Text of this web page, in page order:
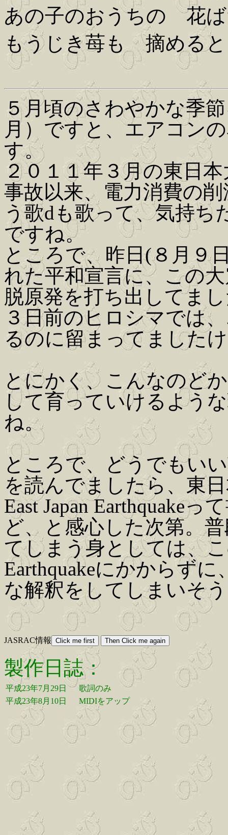
あの子のおうちの 花
もうじき苺も 摘める
５月頃のさわやかな季
月）ですと、エアコン
す。
２０１１年３月の東日
事故以来、電力消費の
う歌dも歌って、気持
ですね。
ところで、昨日(８月９
れた平和宣言に、この
脱原発を打ち出してま
３日前のヒロシマでは
るのに留まってました
とにかく、こんなのど
して育っていけるよう
ね。
ところで、どうでもい
を読んでましたら、東
East Japan Earthquake
ど、と感心した次第。
てしまう身としては、
Earthquakeにかからず
な解釈をしてしまいそ
JASRAC情報
製作日誌：
平成23年7月29日
歌詞のみ
平成23年8月10日
MIDIをアップ